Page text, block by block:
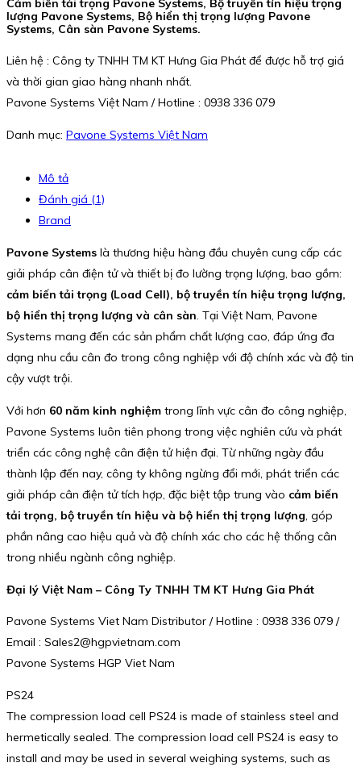
lượng Pavone Systems, Bộ hiển thị trọng lượng Pavone
Systems, Cân sàn Pavone Systems.
Liên hệ : Công ty TNHH TM KT Hưng Gia Phát để được hỗ trợ giá
và thời gian giao hàng nhanh nhất.
Pavone Systems Việt Nam / Hotline : 0938 336 079
Danh mục: Pavone Systems Việt Nam
Mô tả
Đánh giá (1)
Brand
Pavone Systems là thương hiệu hàng đầu chuyên cung cấp các
giải pháp cân điện tử và thiết bị đo lường trọng lượng, bao gồm:
cảm biến tải trọng (Load Cell), bộ truyền tín hiệu trọng lượng,
bộ hiển thị trọng lượng và cân sàn. Tại Việt Nam, Pavone
Systems mang đến các sản phẩm chất lượng cao, đáp ứng đa
dạng nhu cầu cân đo trong công nghiệp với độ chính xác và độ tin
cậy vượt trội.
Với hơn 60 năm kinh nghiệm trong lĩnh vực cân đo công nghiệp,
Pavone Systems luôn tiên phong trong việc nghiên cứu và phát
triển các công nghệ cân điện tử hiện đại. Từ những ngày đầu
thành lập đến nay, công ty không ngừng đổi mới, phát triển các
giải pháp cân điện tử tích hợp, đặc biệt tập trung vào cảm biến
tải trọng, bộ truyền tín hiệu và bộ hiển thị trọng lượng, góp
phần nâng cao hiệu quả và độ chính xác cho các hệ thống cân
trong nhiều ngành công nghiệp.
Đại lý Việt Nam – Công Ty TNHH TM KT Hưng Gia Phát
Pavone Systems Viet Nam Distributor / Hotline : 0938 336 079 /
Email : Sales2@hgpvietnam.com
Pavone Systems HGP Viet Nam
PS24
The compression load cell PS24 is made of stainless steel and
hermetically sealed. The compression load cell PS24 is easy to
install and may be used in several weighing systems, such as